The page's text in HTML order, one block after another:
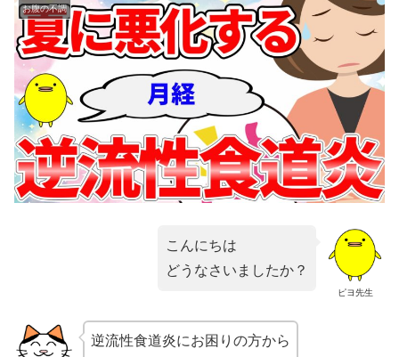
お腹の不調
ピヨ先生
こんにちは
どうなさいましたか？
逆流性食道炎にお困りの方から